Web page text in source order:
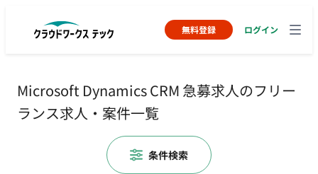
無料登録 ログイン
Microsoft Dynamics CRM 急募求人のフリー
ランス求人・案件一覧
条件検索